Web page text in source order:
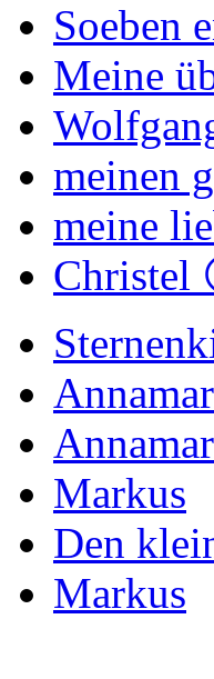
Soeben
Meine
meinen
meine
Christel
Markus
Den
Markus